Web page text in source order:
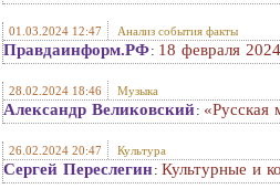
01.03.2024 12:47 Анализ события факты
Правдаинформ.РФ: 18 февраля
28.02.2024 18:46 Музыка
Александр Великовский: «Русская
26.02.2024 20:47 Культура
Сергей Переслегин: Культурные и